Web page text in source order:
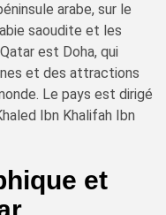
arabe, sur le
saoudite et les
est Doha, qui
et des attractions
Le pays est dirigé
Ibn Khalifah Ibn
et